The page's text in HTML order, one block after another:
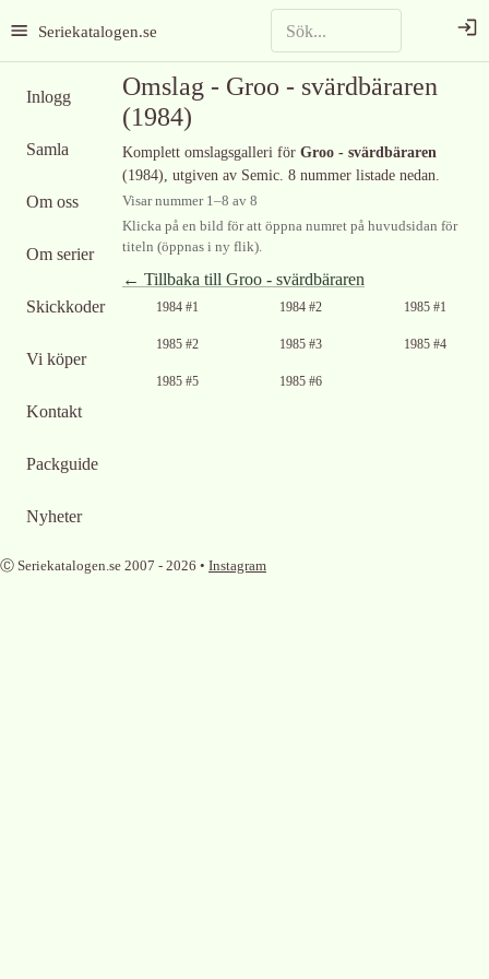
Seriekatalogen.se
Inlogg
Samla
Om oss
Om serier
Skickkoder
Vi köper
Kontakt
Packguide
Nyheter
Omslag - Groo - svärdbäraren
(1984)
Komplett omslagsgalleri för Groo - svärdbäraren
(1984), utgiven av Semic. 8 nummer listade nedan.
Visar nummer 1–8 av 8
Klicka på en bild för att öppna numret på huvudsidan för
titeln (öppnas i ny flik).
← Tillbaka till Groo - svärdbäraren
1984 #1 1984 #2 1985 #1
1985 #2 1985 #3 1985 #4
1985 #5 1985 #6
Ⓒ Seriekatalogen.se 2007 - 2026 • Instagram